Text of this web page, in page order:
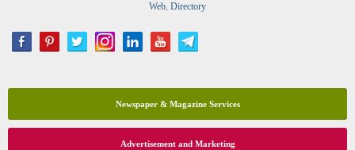
Web, Directory
Newspaper & Magazine Services
Advertisement and Marketing